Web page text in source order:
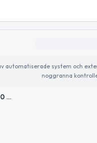
automatiserade system och
noggranna
Dikningsarbete på väg 700 mellan Tröinge Ö och Vessigebro avslutat